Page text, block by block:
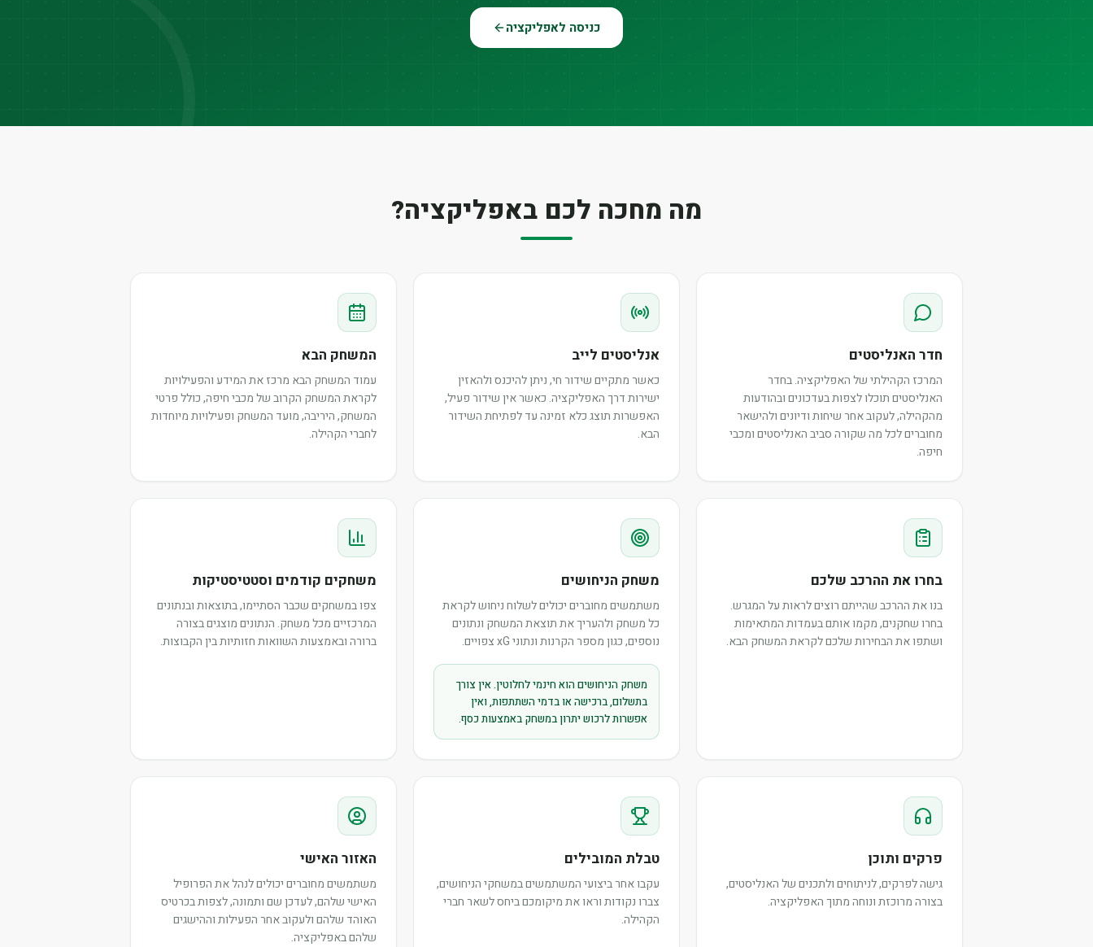
כניסה לאפליקציה
מה מחכה לכם באפליקציה?
חדר האנליסטים
המרכז הקהילתי של האפליקציה. בחדר
האנליסטים תוכלו לצפות בעדכונים ובהודעות
מהקהילה, לעקוב אחר שיחות ודיונים ולהישאר
מחוברים לכל מה שקורה סביב האנליסטים ומכבי
חיפה.
אנליסטים לייב
כאשר מתקיים שידור חי, ניתן להיכנס ולהאזין
ישירות דרך האפליקציה. כאשר אין שידור פעיל,
האפשרות תוצג כלא זמינה עד לפתיחת השידור
הבא.
המשחק הבא
עמוד המשחק הבא מרכז את המידע והפעילויות
לקראת המשחק הקרוב של מכבי חיפה, כולל פרטי
המשחק, היריבה, מועד המשחק ופעילויות מיוחדות
לחברי הקהילה.
בחרו את ההרכב שלכם
בנו את ההרכב שהייתם רוצים לראות על המגרש.
בחרו שחקנים, מקמו אותם בעמדות המתאימות
ושתפו את הבחירות שלכם לקראת המשחק הבא.
משחק הניחושים
משתמשים מחוברים יכולים לשלוח ניחוש לקראת
כל משחק ולהעריך את תוצאת המשחק ונתונים
נוספים, כגון מספר הקרנות ונתוני xG צפויים.
משחק הניחושים הוא חינמי לחלוטין. אין צורך
בתשלום, ברכישה או בדמי השתתפות, ואין
אפשרות לרכוש יתרון במשחק באמצעות כסף.
משחקים קודמים וסטטיסטיקות
צפו במשחקים שכבר הסתיימו, בתוצאות ובנתונים
המרכזיים מכל משחק. הנתונים מוצגים בצורה
ברורה ובאמצעות השוואות חזותיות בין הקבוצות.
פרקים ותוכן
גישה לפרקים, לניתוחים ולתכנים של האנליסטים,
בצורה מרוכזת ונוחה מתוך האפליקציה.
טבלת המובילים
עקבו אחר ביצועי המשתמשים במשחקי הניחושים,
צברו נקודות וראו את מיקומכם ביחס לשאר חברי
הקהילה.
האזור האישי
משתמשים מחוברים יכולים לנהל את הפרופיל
האישי שלהם, לעדכן שם ותמונה, לצפות בכרטיס
האוהד שלהם ולעקוב אחר הפעילות וההישגים
שלהם באפליקציה.